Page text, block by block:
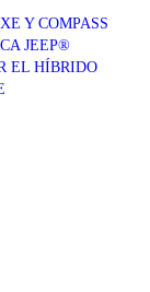
Y COMPASS
JEEP®
EL HÍBRIDO